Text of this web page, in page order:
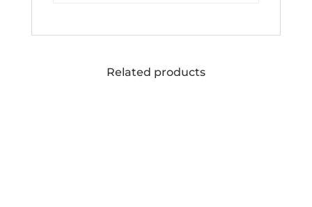
Related products